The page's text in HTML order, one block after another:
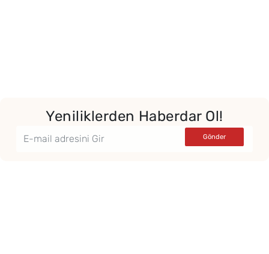
Yeniliklerden Haberdar Ol!